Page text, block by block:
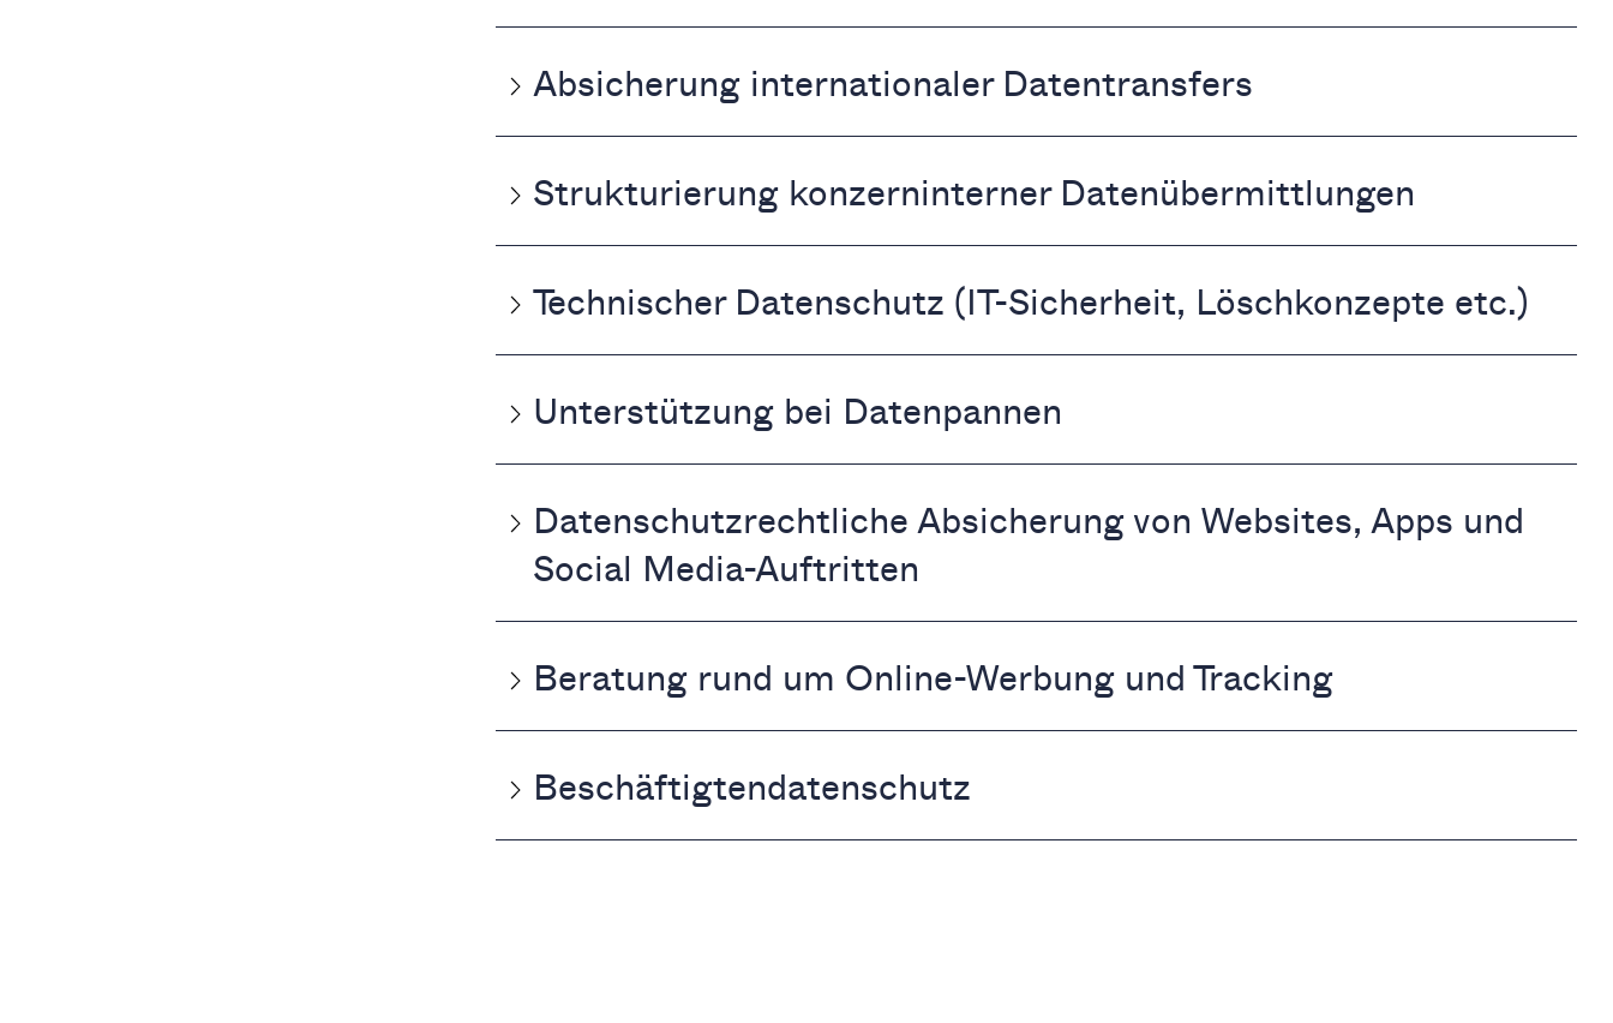
Absicherung internationaler Datentransfers
Strukturierung konzerninterner Datenübermittlungen
Technischer Datenschutz (IT-Sicherheit, Löschkonzepte etc.)
Unterstützung bei Datenpannen
Datenschutzrechtliche Absicherung von Websites, Apps und
Social Media-Auftritten
Beratung rund um Online-Werbung und Tracking
Beschäftigtendatenschutz